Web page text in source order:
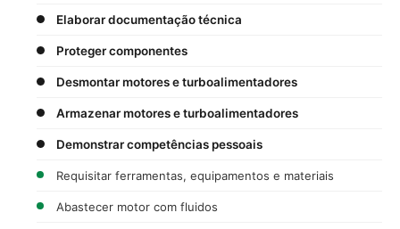
Elaborar documentação técnica
Proteger componentes
Desmontar motores e turboalimentadores
Armazenar motores e turboalimentadores
Demonstrar competências pessoais
Requisitar ferramentas, equipamentos e materiais
Abastecer motor com fluidos